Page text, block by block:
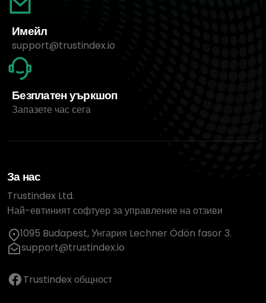
Имейл
support@trustindex.io
Безплатен уъркшоп
Запазете час сега
За нас
Trustindex Ltd.
Най-евтиният софтуер за управление на отзиви
1095 Budapest, Унгария Lechner Ödön fasor 3.
support@trustindex.io
Trustindex общност